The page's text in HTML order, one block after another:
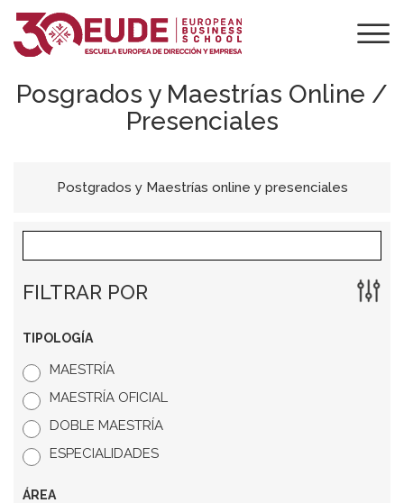
Posgrados y Maestrías Online /
Presenciales
Postgrados y Maestrías online y presenciales
FILTRAR POR
TIPOLOGÍA
MAESTRÍA
MAESTRÍA OFICIAL
DOBLE MAESTRÍA
ESPECIALIDADES
ÁREA